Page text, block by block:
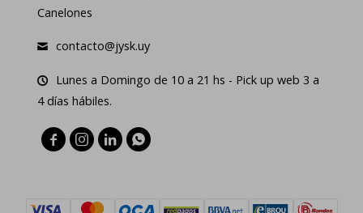
Canelones
contacto@jysk.uy
Lunes a Domingo de 10 a 21 hs - Pick up web 3 a
4 días hábiles.
   